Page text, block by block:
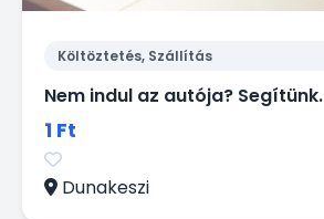
Költöztetés, Szállítás
Nem indul az autója? Segítünk.
1 Ft
Dunakeszi